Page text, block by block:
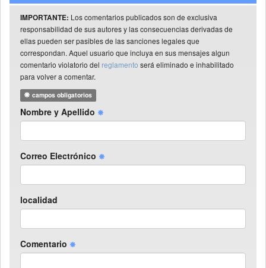
IMPORTANTE: Los comentarios publicados son de exclusiva
responsabilidad de sus autores y las consecuencias derivadas de
ellas pueden ser pasibles de las sanciones legales que
correspondan. Aquel usuario que incluya en sus mensajes algun
comentario violatorio del reglamento será eliminado e inhabilitado
para volver a comentar.
campos obligatorios
Nombre y Apellido
Correo Electrónico
localidad
Comentario